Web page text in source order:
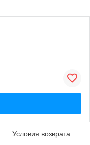
Условия возврата